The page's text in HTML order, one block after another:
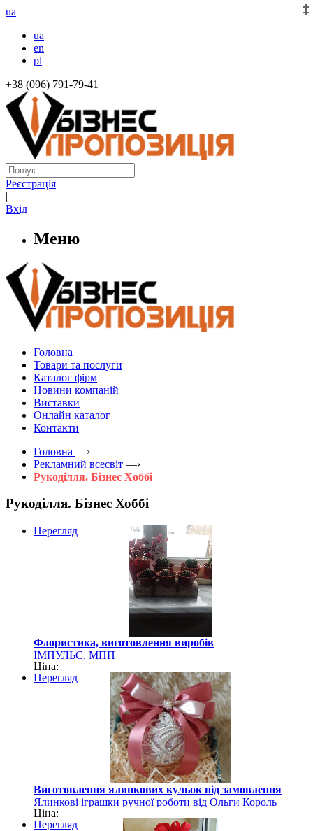
ua
ua
en
pl
+38 (096) 791-79-41
Реєстрація
|
Вхід
Меню
Головна
Товари та послуги
Каталог фірм
Новини компаній
Виставки
Онлайн каталог
Контакти
Головна —›
Рекламний всесвіт —›
Рукоділля. Бізнес Хоббі
Рукоділля. Бізнес Хоббі
Перегляд
Флористика, виготовлення виробів
ІМПУЛЬС, МПП
Ціна:
Перегляд
Виготовлення ялинкових кульок під замовлення
Ялинкові іграшки ручної роботи від Ольги Король
Ціна:
Перегляд